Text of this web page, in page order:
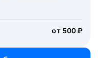
от 500 ₽